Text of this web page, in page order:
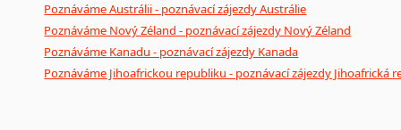
Poznáváme Austrálii - poznávací zájezdy Austrálie
Poznáváme Nový Zéland - poznávací zájezdy Nový Zéland
Poznáváme Kanadu - poznávací zájezdy Kanada
Poznáváme Jihoafrickou republiku - poznávací zájezdy Jihoafrická